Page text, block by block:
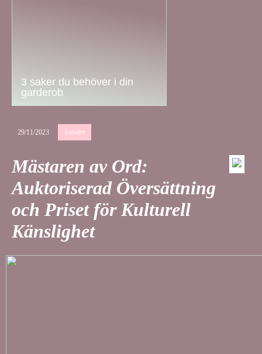
3 saker du behöver i din
garderob
29/11/2023 Trender
Mästaren av Ord:
Auktoriserad Översättning
och Priset för Kulturell
Känslighet